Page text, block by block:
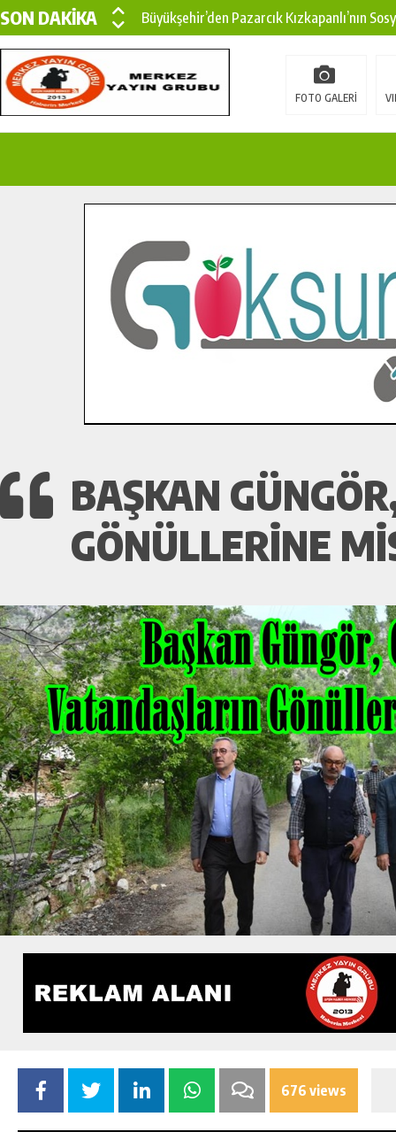
SON DAKİKA
Büyükşehir’den Pazarcık Kızkapanlı’nın
Büyükşehir’den Pazarcık Kırsalına Modern
Çin’den KSÜ’ye Uluslararası Başarı:
İlçe Jandarma Komutanı Karakaya’dan
Bertiz’in Yeni Köprüsünde Sona Doğru.
FOTO GALERİ
BAŞKAN
GÖNÜLLERINE
676 views